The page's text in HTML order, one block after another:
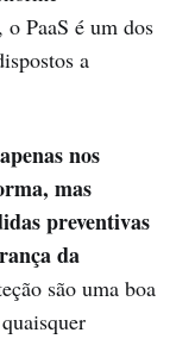
PaaS é um dos
a
nos
mas
preventivas
da
são uma boa